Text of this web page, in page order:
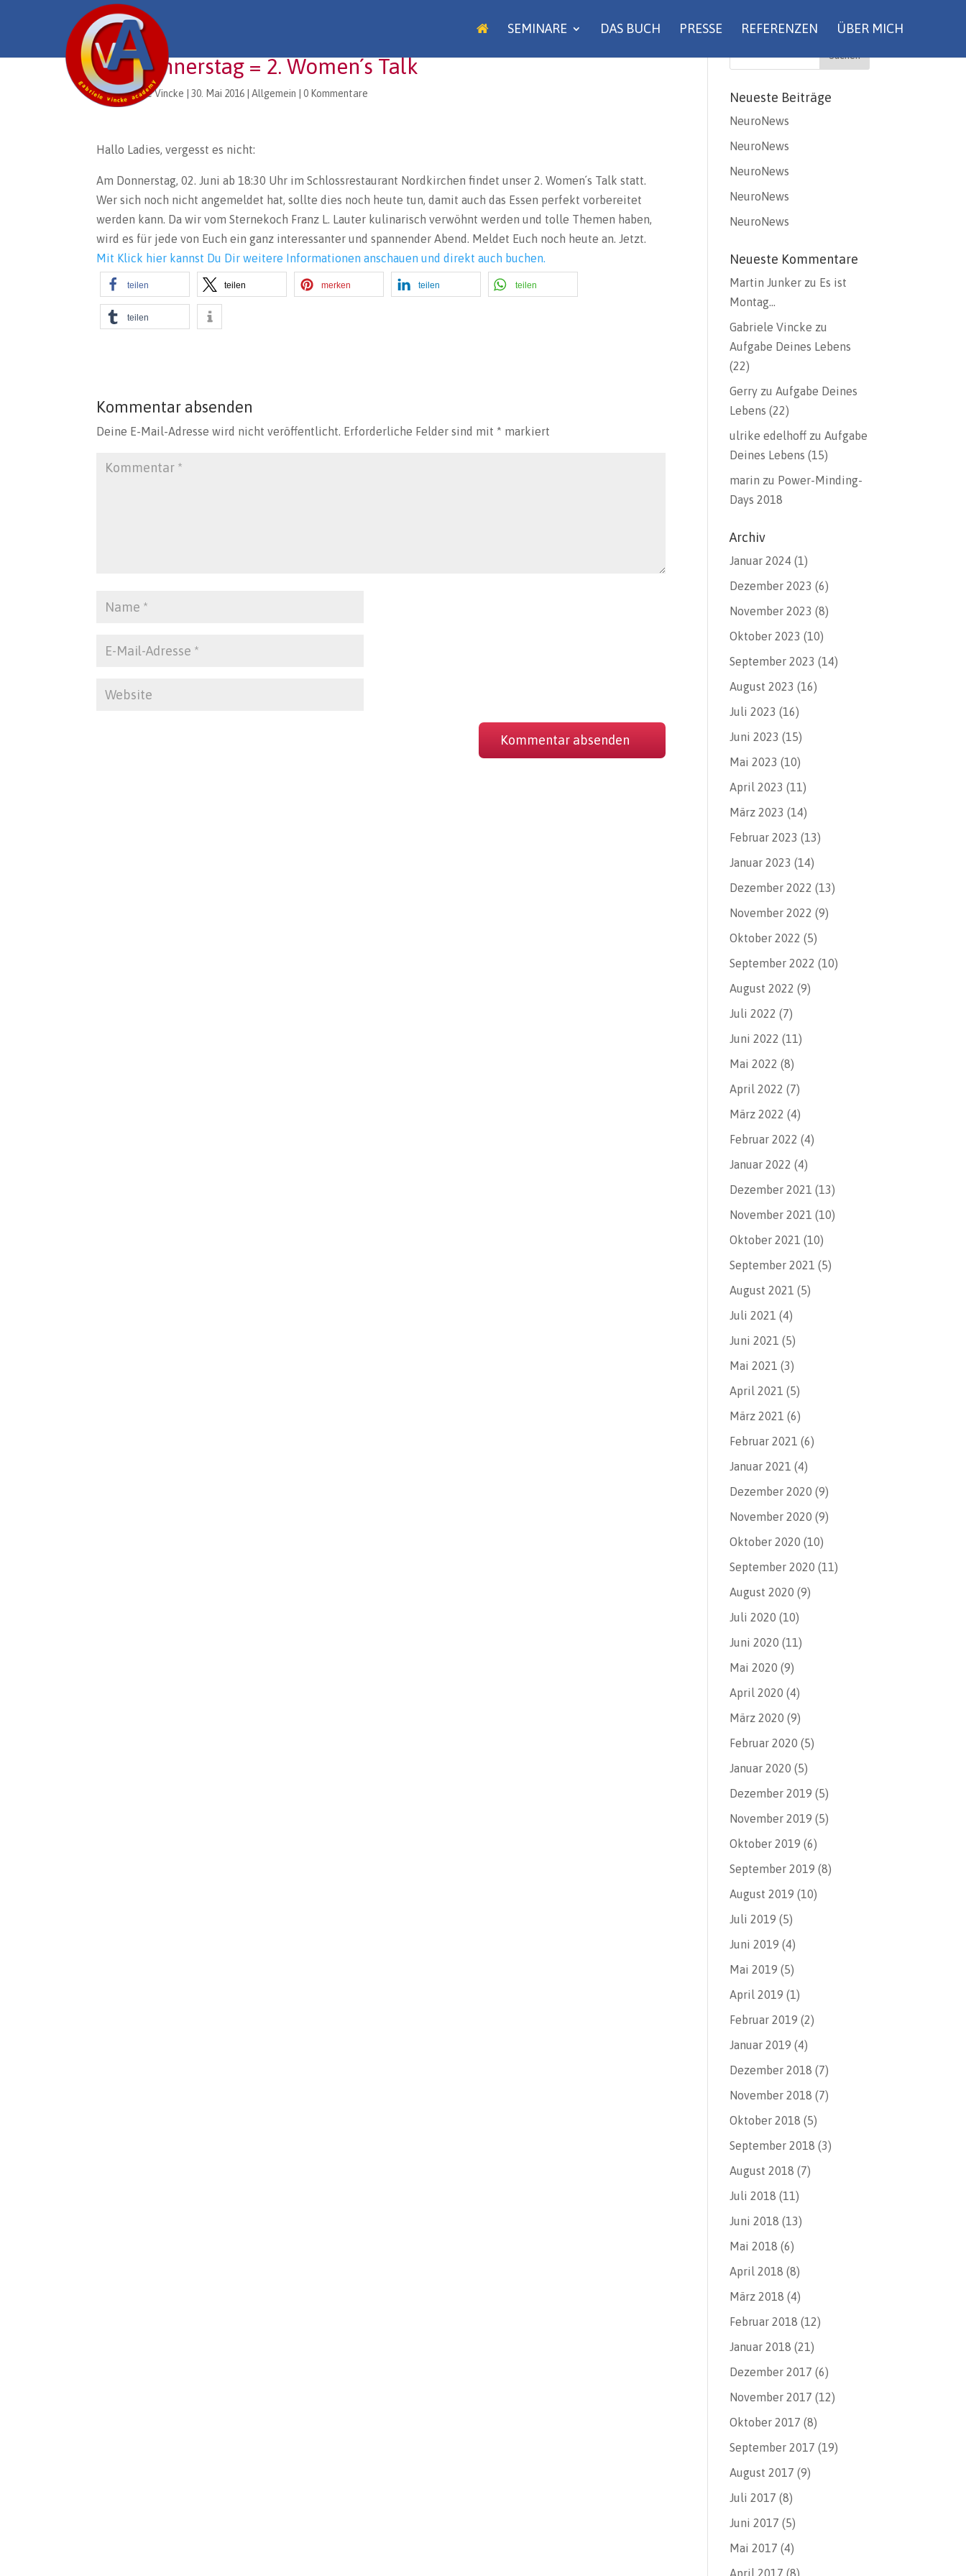
SEMINARE DAS BUCH PRESSE REFERENZEN ÜBER MICH
Am Donnerstag = 2. Women´s Talk
vonGabriele Vincke |30. Mai 2016 |Allgemein |0 Kommentare
Hallo Ladies, vergesst es nicht:
Am Donnerstag, 02. Juni ab 18:30 Uhr im Schlossrestaurant Nordkirchen findet unser 2. Women´s Talk statt.
Wer sich noch nicht angemeldet hat, sollte dies noch heute tun, damit auch das Essen perfekt vorbereitet
werden kann. Da wir vom Sternekoch Franz L. Lauter kulinarisch verwöhnt werden und tolle Themen haben,
wird es für jede von Euch ein ganz interessanter und spannender Abend. Meldet Euch noch heute an. Jetzt.
Mit Klick hier kannst Du Dir weitere Informationen anschauen und direkt auch buchen.
teilen teilen merken teilen teilen
teilen
Kommentar absenden
Deine E-Mail-Adresse wird nicht veröffentlicht. Erforderliche Felder sind mit * markiert
Neueste Beiträge
NeuroNews
NeuroNews
NeuroNews
NeuroNews
NeuroNews
Neueste Kommentare
Martin Junker zu Es ist
Montag…
Gabriele Vincke zu
Aufgabe Deines Lebens
(22)
Gerry zuAufgabe Deines
Lebens (22)
ulrike edelhoff zuAufgabe
Deines Lebens (15)
marin zu Power-Minding-
Days 2018
Archiv
Januar 2024 (1)
Dezember 2023 (6)
November 2023 (8)
Oktober 2023 (10)
September 2023 (14)
August 2023 (16)
Juli 2023 (16)
Juni 2023 (15)
Mai 2023 (10)
April 2023 (11)
März 2023 (14)
Februar 2023 (13)
Januar 2023 (14)
Dezember 2022 (13)
November 2022 (9)
Oktober 2022 (5)
September 2022 (10)
August 2022 (9)
Juli 2022 (7)
Juni 2022 (11)
Mai 2022 (8)
April 2022 (7)
März 2022 (4)
Februar 2022 (4)
Januar 2022 (4)
Dezember 2021 (13)
November 2021 (10)
Oktober 2021 (10)
September 2021 (5)
August 2021 (5)
Juli 2021 (4)
Juni 2021 (5)
Mai 2021 (3)
April 2021 (5)
März 2021 (6)
Februar 2021 (6)
Januar 2021 (4)
Dezember 2020 (9)
November 2020 (9)
Oktober 2020 (10)
September 2020 (11)
August 2020 (9)
Juli 2020 (10)
Juni 2020 (11)
Mai 2020 (9)
April 2020 (4)
März 2020 (9)
Februar 2020 (5)
Januar 2020 (5)
Dezember 2019 (5)
November 2019 (5)
Oktober 2019 (6)
September 2019 (8)
August 2019 (10)
Juli 2019 (5)
Juni 2019 (4)
Mai 2019 (5)
April 2019 (1)
Februar 2019 (2)
Januar 2019 (4)
Dezember 2018 (7)
November 2018 (7)
Oktober 2018 (5)
September 2018 (3)
August 2018 (7)
Juli 2018 (11)
Juni 2018 (13)
Mai 2018 (6)
April 2018 (8)
März 2018 (4)
Februar 2018 (12)
Januar 2018 (21)
Dezember 2017 (6)
November 2017 (12)
Oktober 2017 (8)
September 2017 (19)
August 2017 (9)
Juli 2017 (8)
Juni 2017 (5)
Mai 2017 (4)
April 2017 (8)